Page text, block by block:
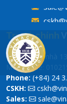
Trụ sở chính
Tầng 4, tòa nhà
Mã số thuế:
Phone: (+84) 24
CSKH:
Sales: